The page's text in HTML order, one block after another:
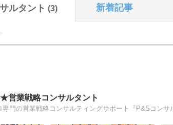
ルタント 3 新着記事
営業戦略コンサルタント